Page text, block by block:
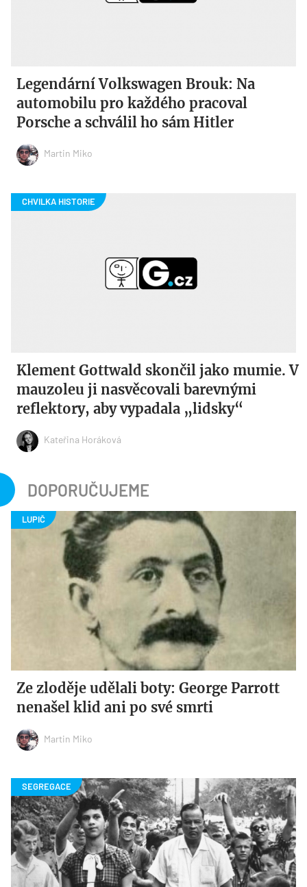
Legendární Volkswagen Brouk: Na
automobilu pro každého pracoval
Porsche a schválil ho sám Hitler
Martin Miko
Klement Gottwald skončil jako mumie. V
mauzoleu ji nasvěcovali barevnými
reflektory, aby vypadala „lidsky“
Kateřina Horáková
DOPORUČUJEME
Ze zloděje udělali boty: George Parrott
nenašel klid ani po své smrti
Martin Miko